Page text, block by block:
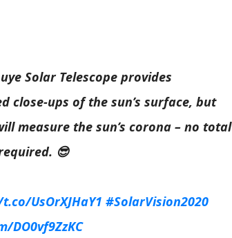
Solar Telescope provides
close-ups of the sun’s surface, but
measure the sun’s corona – no total
😎
UsOrXJHaY1 #SolarVision2020
DO0vf9ZzKC